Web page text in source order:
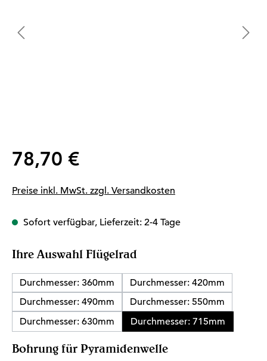
Regulärer Preis:
78,70 €
Preise inkl. MwSt. zzgl. Versandkosten
Sofort verfügbar, Lieferzeit: 2-4 Tage
Ihre Auswahl Flügelrad
Durchmesser: 360mm
Durchmesser: 420mm
Durchmesser: 490mm
Durchmesser: 550mm
Durchmesser: 630mm
Durchmesser: 715mm
Bohrung für Pyramidenwelleauswählen